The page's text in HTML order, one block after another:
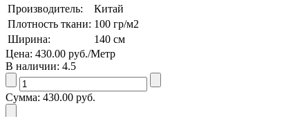
Производитель:
Китай
Плотность ткани: 100 гр/м2
Ширина:
140 см
Цена: 430.00 руб./Метр
В наличии: 4.5
Сумма: 430.00 руб.